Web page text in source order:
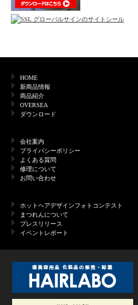
HOME
新商品情報
商品紹介
OVERSEA
ダウンロード
会社案内
プライバシーポリシー
よくある質問
修理について
お問い合わせ
ホットヘアデザインフォトコンテスト
まつれんについて
プレスリリース
イベントレポート